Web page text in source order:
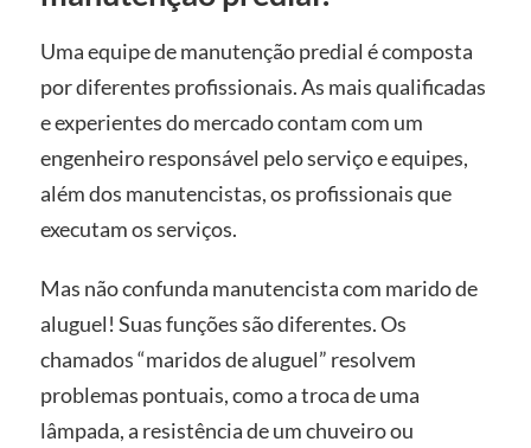
Uma equipe de manutenção predial é composta
por diferentes profissionais. As mais qualificadas
e experientes do mercado contam com um
engenheiro responsável pelo serviço e equipes,
além dos manutencistas, os profissionais que
executam os serviços.
Mas não confunda manutencista com marido de
aluguel! Suas funções são diferentes. Os
chamados “maridos de aluguel” resolvem
problemas pontuais, como a troca de uma
lâmpada, a resistência de um chuveiro ou